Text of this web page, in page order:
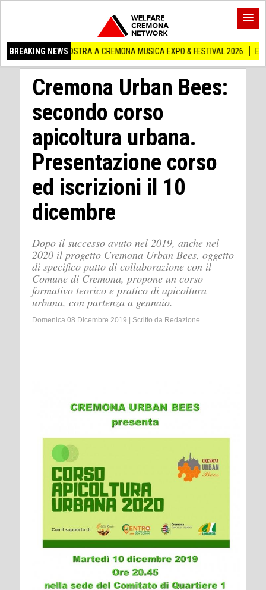
BREAKING NEWS
IN MOSTRA A CREMONA MUSICA EXPO & FESTIVAL 2026 Edilizia
Cremona Urban Bees:
secondo corso
apicoltura urbana.
Presentazione corso
ed iscrizioni il 10
dicembre
Dopo il successo avuto nel 2019, anche nel
2020 il progetto Cremona Urban Bees, oggetto
di specifico patto di collaborazione con il
Comune di Cremona, propone un corso
formativo teorico e pratico di apicoltura
urbana, con partenza a gennaio.
Domenica 08 Dicembre 2019 Scritto da Redazione